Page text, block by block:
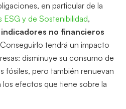
en particular de la
ESG y de Sostenibilidad,
no financieros
tendrá un impacto
disminuye su consumo de
fósiles, pero también renuevan
efectos que tiene sobre la